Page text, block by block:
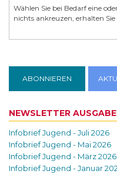
Wählen Sie bei Bedarf eine
nichts ankreuzen, erhalten
NEWSLETTER
Infobrief Jugend - Juli 2026
Infobrief Jugend - Mai 2026
Infobrief Jugend - März 2026
Infobrief Jugend - Januar